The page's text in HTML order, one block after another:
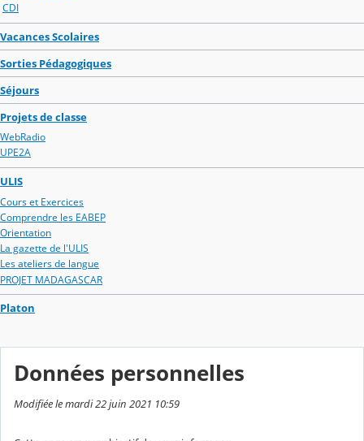
CDI
Vacances Scolaires
Sorties Pédagogiques
Séjours
Projets de classe
WebRadio
UPE2A
ULIS
Cours et Exercices
Comprendre les EABEP
Orientation
La gazette de l'ULIS
Les ateliers de langue
PROJET MADAGASCAR
Platon
Données personnelles
Modifiée le mardi 22 juin 2021 10:59